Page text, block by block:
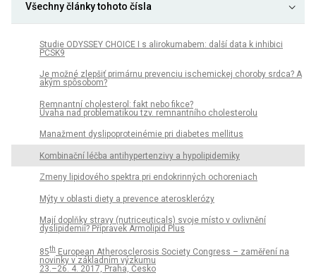
Všechny články tohoto čísla
Studie ODYSSEY CHOICE I s alirokumabem: další data k inhibici
PCSK9
Je možné zlepšiť primárnu prevenciu ischemickej choroby srdca? A
akým spôsobom?
Remnantní cholesterol: fakt nebo fikce?
Úvaha nad problematikou tzv. remnantního cholesterolu
Manažment dyslipoproteinémie pri diabetes mellitus
Kombinační léčba antihypertenzivy a hypolipidemiky
Zmeny lipidového spektra pri endokrinných ochoreniach
Mýty v oblasti diety a prevence aterosklerózy
Mají doplňky stravy (nutriceuticals) svoje místo v ovlivnění
dyslipidemií? Přípravek Armolipid Plus
85th European Atherosclerosis Society Congress – zaměření na
novinky v základním výzkumu
23.–26. 4. 2017, Praha, Česko